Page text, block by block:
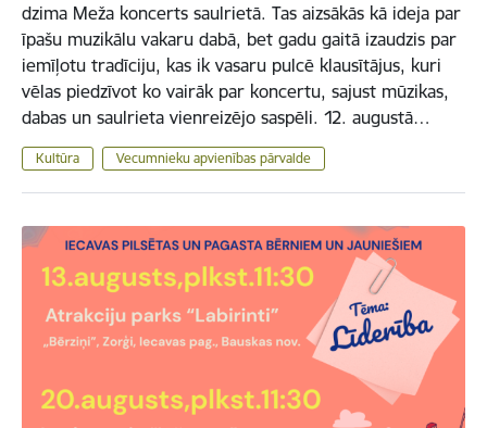
dzima Meža koncerts saulrietā. Tas aizsākās kā ideja par
īpašu muzikālu vakaru dabā, bet gadu gaitā izaudzis par
iemīļotu tradīciju, kas ik vasaru pulcē klausītājus, kuri
vēlas piedzīvot ko vairāk par koncertu, sajust mūzikas,
dabas un saulrieta vienreizējo saspēli. 12. augustā…
Kultūra Vecumnieku apvienības pārvalde